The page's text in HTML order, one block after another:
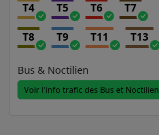
T4 T5 T6 T7
T8 T9 T11 T13
Bus & Noctilien
Voir l'info trafic des Bus et Noctilien